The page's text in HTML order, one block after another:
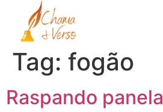
Tag: fogão
Raspando panela